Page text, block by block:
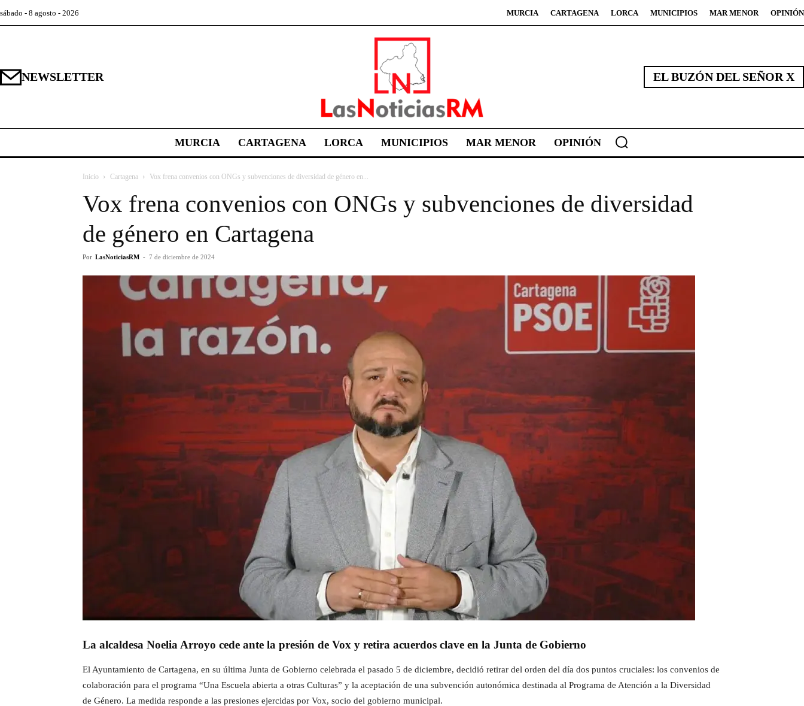
sábado - 8 agosto - 2026 MURCIA CARTAGENA LORCA MUNICIPIOS MAR MENOR OPINIÓN
NEWSLETTER EL BUZÓN DEL SEÑOR X
MURCIA CARTAGENA LORCA MUNICIPIOS MAR MENOR OPINIÓN
Inicio Cartagena Vox frena convenios con ONGs y subvenciones de diversidad de género en...
Vox frena convenios con ONGs y subvenciones de diversidad
de género en Cartagena
Por LasNoticiasRM - 7 de diciembre de 2024
La alcaldesa Noelia Arroyo cede ante la presión de Vox y retira acuerdos clave en la Junta de Gobierno
El Ayuntamiento de Cartagena, en su última Junta de Gobierno celebrada el pasado 5 de diciembre, decidió retirar del orden del día dos puntos cruciales: los convenios de
colaboración para el programa “Una Escuela abierta a otras Culturas” y la aceptación de una subvención autonómica destinada al Programa de Atención a la Diversidad
de Género. La medida responde a las presiones ejercidas por Vox, socio del gobierno municipal.